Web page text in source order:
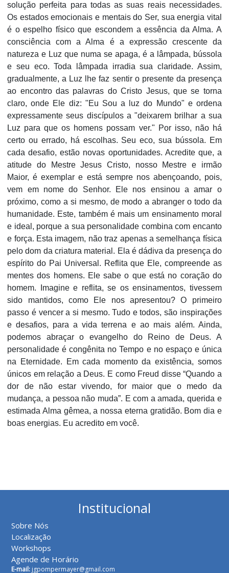
solução perfeita para todas as suas reais necessidades.
Os estados emocionais e mentais do Ser, sua energia vital
é o espelho físico que escondem a essência da Alma. A
consciência com a Alma é a expressão crescente da
natureza e Luz que numa se apaga, é a lâmpada, bússola
e seu eco. Toda lâmpada irradia sua claridade. Assim,
gradualmente, a Luz lhe faz sentir o presente da presença
ao encontro das palavras do Cristo Jesus, que se torna
claro, onde Ele diz: "Eu Sou a luz do Mundo" e ordena
expressamente seus discípulos a "deixarem brilhar a sua
Luz para que os homens possam ver." Por isso, não há
certo ou errado, há escolhas. Seu eco, sua bússola. Em
cada desafio, estão novas oportunidades. Acredite que, a
atitude do Mestre Jesus Cristo, nosso Mestre e irmão
Maior, é exemplar e está sempre nos abençoando, pois,
vem em nome do Senhor. Ele nos ensinou a amar o
próximo, como a si mesmo, de modo a abranger o todo da
humanidade. Este, também é mais um ensinamento moral
e ideal, porque a sua personalidade combina com encanto
e força. Esta imagem, não traz apenas a semelhança física
pelo dom da criatura material. Ela é dádiva da presença do
espírito do Pai Universal. Reflita que Ele, compreende as
mentes dos homens. Ele sabe o que está no coração do
homem. Imagine e reflita, se os ensinamentos, tivessem
sido mantidos, como Ele nos apresentou? O primeiro
passo é vencer a si mesmo. Tudo e todos, são inspirações
e desafios, para a vida terrena e ao mais além. Ainda,
podemos abraçar o evangelho do Reino de Deus. A
personalidade é congênita no Tempo e no espaço e única
na Eternidade. Em cada momento da existência, somos
únicos em relação a Deus. E como Freud disse “Quando a
dor de não estar vivendo, for maior que o medo da
mudança, a pessoa não muda”. E com a amada, querida e
estimada Alma gêmea, a nossa eterna gratidão. Bom dia e
boas energias. Eu acredito em você.
Institucional
Sobre Nós
Localização
Workshops
Agende de Horário
E-mail: jgpompermayer@gmail.com